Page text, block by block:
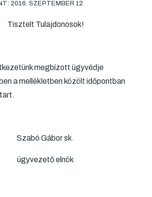
2016. SZEPTEMBER 12
Tisztelt Tulajdonosok!
megbízott ügyvédje
a mellékletben közölt időpontban
Szabó Gábor sk.
ügyvezető elnök